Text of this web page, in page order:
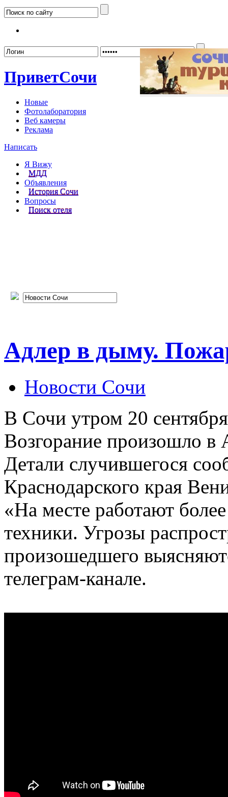
ПриветСочи
Новые
Фотолаборатория
Веб камеры
Реклама
Написать
Я Вижу
МДД
Объявления
История Сочи
Вопросы
Поиск отеля
Адлер в дыму.
Новости Сочи
В Сочи утром 20
Возгорание произошло в
Детали случившегося
Краснодарского края
«На месте работают
техники. Угрозы
произошедшего
телеграм-канале.